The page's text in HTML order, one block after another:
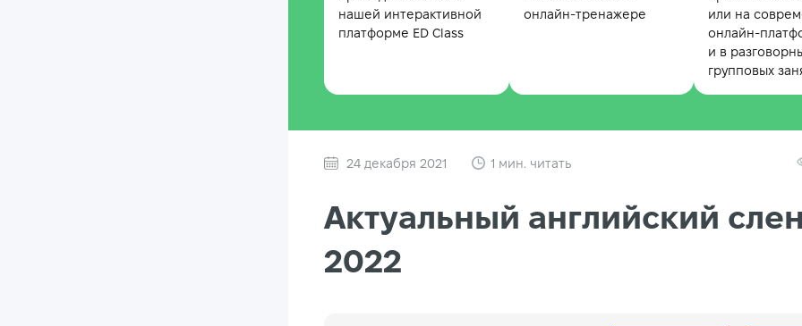
нашей интерактивной
платформе ED Class
онлайн-тренажере
или на
онлайн-
и в
групповых
24 декабря 2021 1 мин. читать
Актуальный английский
2022